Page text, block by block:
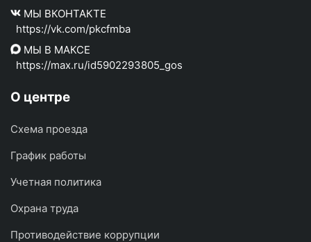
МЫ ВКОНТАКТЕ
https://vk.com/pkcfmba
МЫ В МАКСЕ
https://max.ru/id5902293805_gos
О центре
Схема проезда
График работы
Учетная политика
Охрана труда
Противодействие коррупции